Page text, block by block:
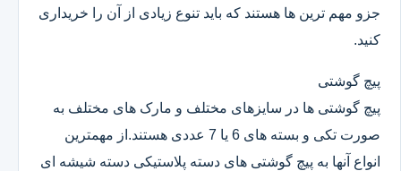
جزو مهم ترین ها هستند که باید تنوع زیادی از آن را خریداری
کنید.
پیچ گوشتی
پیچ گوشتی ها در سایزهای مختلف و مارک های مختلف به
صورت تکی و بسته های 6 یا 7 عددی هستند.از مهمترین
انواع آنها به پیچ گوشتی های دسته پلاستیکی دسته شیشه ای